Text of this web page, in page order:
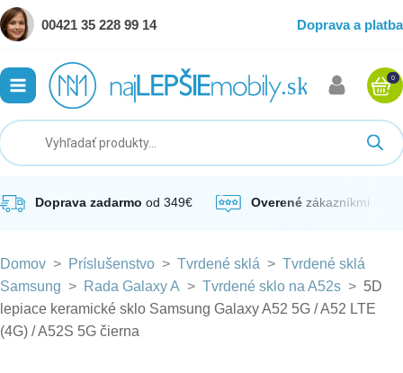
00421 35 228 99 14 Doprava a platba
0
Doprava zadarmo od 349€ Overené zákazníkmi
Domov > Príslušenstvo > Tvrdené sklá > Tvrdené sklá
Samsung > Rada Galaxy A > Tvrdené sklo na A52s > 5D
lepiace keramické sklo Samsung Galaxy A52 5G / A52 LTE
(4G) / A52S 5G čierna